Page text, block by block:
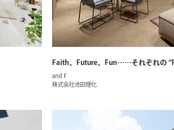
Faith、Future、Fun……それぞれの
and F
株式会社池田理化